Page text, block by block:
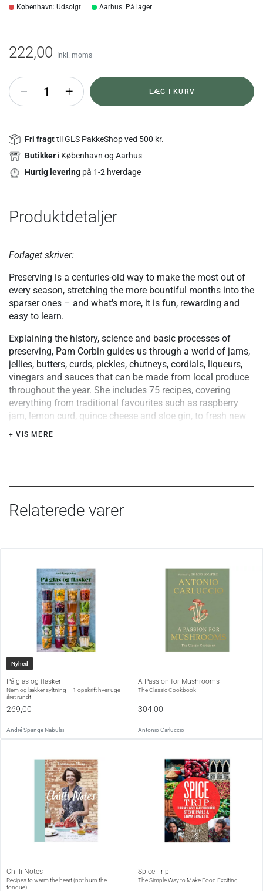
København: Udsolgt Aarhus: På lager
222,00 Inkl. moms
+ LÆG I KURV
Fri fragttil GLS PakkeShop ved 500 kr.
Butikker i København og Aarhus
Hurtig levering på 1-2 hverdage
Produktdetaljer
Forlaget skriver:
Preserving is a centuries-old way to make the most out of
every season, stretching the more bountiful months into the
sparser ones – and what's more, it is fun, rewarding and
easy to learn.
Explaining the history, science and basic processes of
preserving, Pam Corbin guides us through a world of jams,
jellies, butters, curds, pickles, chutneys, cordials, liqueurs,
vinegars and sauces that can be made from local produce
throughout the year. She includes 75 recipes, covering
everything from traditional favourites such as raspberry
jam, lemon curd, quince cheese and sloe gin, to fresh new
combinations such as apple butter, cucumber pickle and
photographs throughout, and is completed by a directory of
equipment and useful addresses.
Sideantal:224
Engelsk
Udgivet:2008
+ VIS MERE
Relaterede varer
Nyhed
På glas og flasker
Nem og lækker syltning – 1 opskrift hver uge
året rundt
269,00
André Spange Nabulsi
A Passion for Mushrooms
The Classic Cookbook
304,00
Antonio Carluccio
Chilli Notes
Recipes to warm the heart (not burn the
tongue)
Spice Trip
The Simple Way to Make Food Exciting